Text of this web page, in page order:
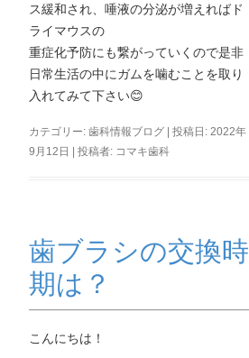
ス緩和され、唾液の分泌が増えればド
ライマウスの
重症化予防にも繋がっていくので是非
日常生活の中にガムを噛むことを取り
入れてみて下さい😊
カテゴリー:歯科情報ブログ | 投稿日:2022年
9月12日
|投稿者: コマキ歯科
歯ブラシの交換時
期は？
こんにちは！